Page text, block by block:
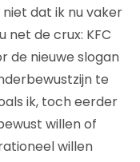
niet dat ik nu vaker
net de crux: KFC
de nieuwe slogan
te
ik, toch eerder
willen of
willen